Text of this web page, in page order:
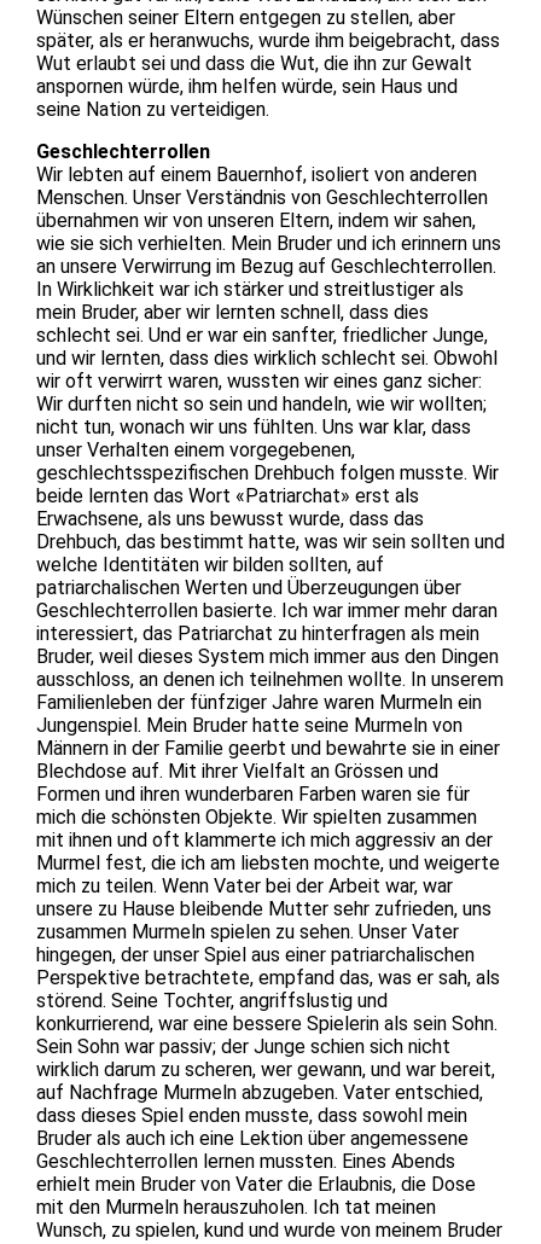
Wünschen seiner Eltern entgegen zu stellen, aber
später, als er heranwuchs, wurde ihm beigebracht, dass
Wut erlaubt sei und dass die Wut, die ihn zur Gewalt
anspornen würde, ihm helfen würde, sein Haus und
seine Nation zu verteidigen.
Geschlechterrollen
Wir lebten auf einem Bauernhof, isoliert von anderen
Menschen. Unser Verständnis von Geschlechterrollen
übernahmen wir von unseren Eltern, indem wir sahen,
wie sie sich verhielten. Mein Bruder und ich erinnern uns
an unsere Verwirrung im Bezug auf Geschlechterrollen.
In Wirklichkeit war ich stärker und streitlustiger als
mein Bruder, aber wir lernten schnell, dass dies
schlecht sei. Und er war ein sanfter, friedlicher Junge,
und wir lernten, dass dies wirklich schlecht sei. Obwohl
wir oft verwirrt waren, wussten wir eines ganz sicher:
Wir durften nicht so sein und handeln, wie wir wollten;
nicht tun, wonach wir uns fühlten. Uns war klar, dass
unser Verhalten einem vorgegebenen,
geschlechtsspezifischen Drehbuch folgen musste. Wir
beide lernten das Wort «Patriarchat» erst als
Erwachsene, als uns bewusst wurde, dass das
Drehbuch, das bestimmt hatte, was wir sein sollten und
welche Identitäten wir bilden sollten, auf
patriarchalischen Werten und Überzeugungen über
Geschlechterrollen basierte. Ich war immer mehr daran
interessiert, das Patriarchat zu hinterfragen als mein
Bruder, weil dieses System mich immer aus den Dingen
ausschloss, an denen ich teilnehmen wollte. In unserem
Familienleben der fünfziger Jahre waren Murmeln ein
Jungenspiel. Mein Bruder hatte seine Murmeln von
Männern in der Familie geerbt und bewahrte sie in einer
Blechdose auf. Mit ihrer Vielfalt an Grössen und
Formen und ihren wunderbaren Farben waren sie für
mich die schönsten Objekte. Wir spielten zusammen
mit ihnen und oft klammerte ich mich aggressiv an der
Murmel fest, die ich am liebsten mochte, und weigerte
mich zu teilen. Wenn Vater bei der Arbeit war, war
unsere zu Hause bleibende Mutter sehr zufrieden, uns
zusammen Murmeln spielen zu sehen. Unser Vater
hingegen, der unser Spiel aus einer patriarchalischen
Perspektive betrachtete, empfand das, was er sah, als
störend. Seine Tochter, angriffslustig und
konkurrierend, war eine bessere Spielerin als sein Sohn.
Sein Sohn war passiv; der Junge schien sich nicht
wirklich darum zu scheren, wer gewann, und war bereit,
auf Nachfrage Murmeln abzugeben. Vater entschied,
dass dieses Spiel enden musste, dass sowohl mein
Bruder als auch ich eine Lektion über angemessene
Geschlechterrollen lernen mussten. Eines Abends
erhielt mein Bruder von Vater die Erlaubnis, die Dose
mit den Murmeln herauszuholen. Ich tat meinen
Wunsch, zu spielen, kund und wurde von meinem Bruder